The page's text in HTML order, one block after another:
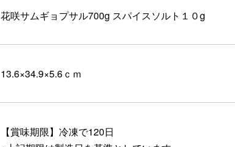
花咲サムギョプサル700g スパイスソルト１０g
13.6×34.9×5.6ｃｍ
【賞味期限】冷凍で120日